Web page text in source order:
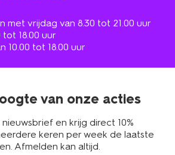
met vrijdag van 8.30 tot 21.00 uur
18.00 uur
10.00 tot 18.00 uur
van onze acties
en krijg direct 10%
keren per week de laatste
Afmelden kan altijd.